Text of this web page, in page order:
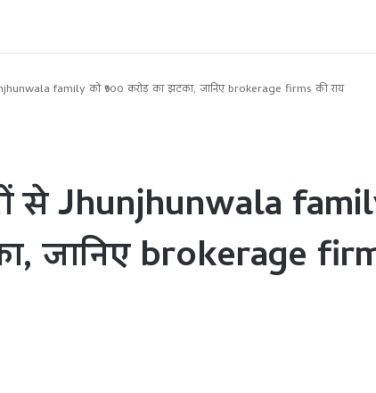
family को ₹900 करोड़ का झटका, जानिए brokerage firms की राय
से Jhunjhunwala
जानिए brokerage